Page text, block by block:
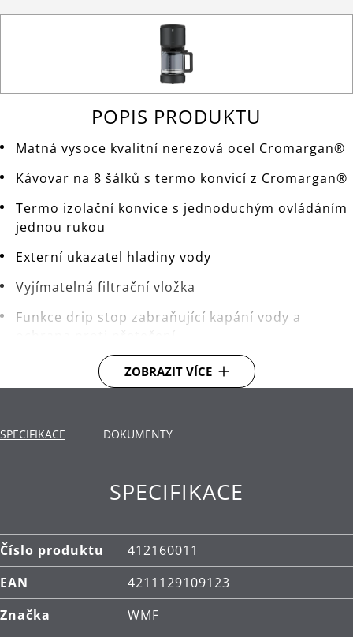
POPIS PRODUKTU
Matná vysoce kvalitní nerezová ocel Cromargan®
Kávovar na 8 šálků s termo konvicí z Cromargan®
Termo izolační konvice s jednoduchým ovládáním
jednou rukou
Externí ukazatel hladiny vody
Vyjímatelná filtrační vložka
Funkce drip stop zabraňující kapání vody a
Podsvícené tlačítko Start
ZOBRAZIT VÍCE
SPECIFIKACE DOKUMENTY
SPECIFIKACE
Číslo produktu
412160011
EAN
4211129109123
Značka
WMF